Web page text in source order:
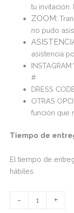
tu
ZOOM:
no pudo
asistencia
#
DRESS
OTRAS
función que
Tiempo de
El tiempo de
hábiles
- +